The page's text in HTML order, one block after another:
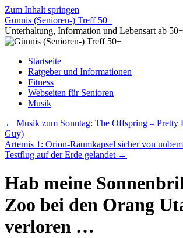
Zum Inhalt springen
Günnis (Senioren-) Treff 50+
Unterhaltung, Information und Lebensart ab 50+
Startseite
Ratgeber und Informationen
Fitness
Webseiten für Senioren
Musik
← Musik zum Sonntag: The Offspring – Pretty
Guy)
Artemis 1: Orion-Raumkapsel sicher von
Testflug auf der Erde gelandet →
Hab meine
Zoo bei den Orang
verloren …